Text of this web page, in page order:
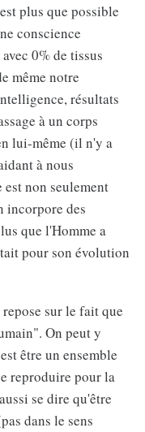
plus que possible
conscience
0% de tissus
même notre
résultats
à un corps
lui-même (il n'y a
à nous
non seulement
incorpore des
que l'Homme a
pour son évolution
sur le fait que
On peut y
être un ensemble
reproduire pour la
se dire qu'être
dans le sens